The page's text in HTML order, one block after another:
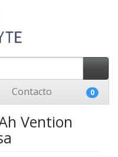
Contacto 0
Vention